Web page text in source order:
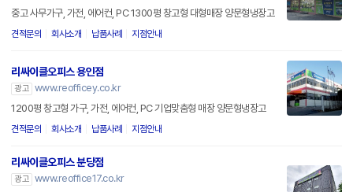
중고 사무가구, 가전, 에어컨, PC 1300평 창고형 대형매장 양문형냉장고
견적문의 회사소개 납품사례 지점안내
리싸이클오피스 용인점
광고 www.reofficey.co.kr
1200평 창고형 가구, 가전, 에어컨, PC 기업맞춤형 매장 양문형냉장고
견적문의 회사소개 납품사례 지점안내
리싸이클오피스 분당점
광고 www.reoffice17.co.kr